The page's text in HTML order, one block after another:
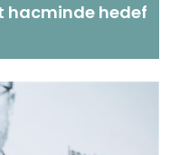
hacminde hedef